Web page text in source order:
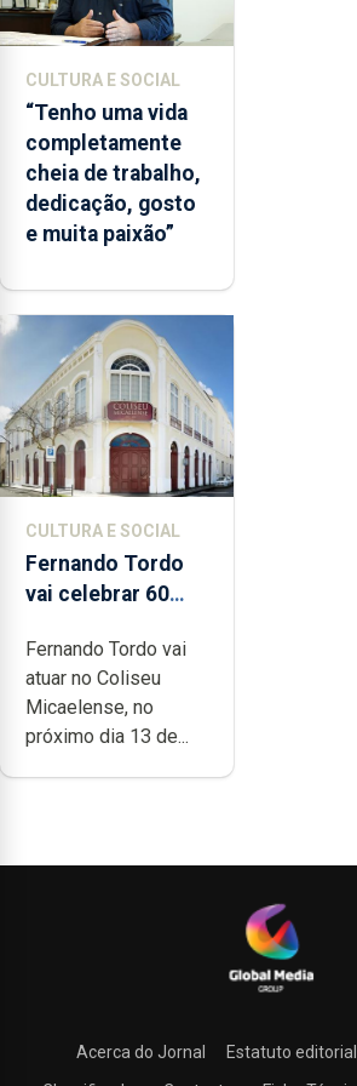
CULTURA E SOCIAL
“Tenho uma vida
completamente
cheia de trabalho,
dedicação, gosto
e muita paixão”
CULTURA E SOCIAL
Fernando Tordo
vai celebrar 60
no Coliseu
Micaelense
Fernando Tordo vai
atuar no Coliseu
Micaelense, no
próximo dia 13 de...
Acerca do Jornal Estatuto editorial